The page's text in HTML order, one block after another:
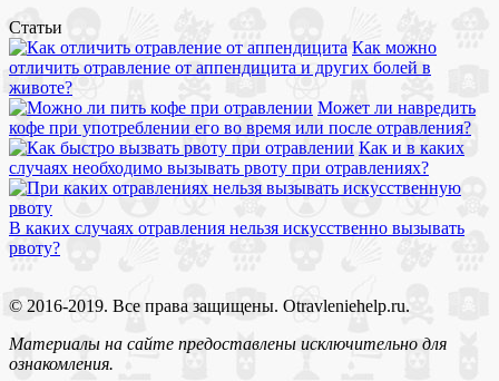
Статьи
Как можно
отличить отравление от аппендицита и других болей в
животе?
Может ли навредить
кофе при употреблении его во время или после отравления?
Как и в каких
случаях необходимо вызывать рвоту при отравлениях?
В каких случаях отравления нельзя искусственно вызывать
рвоту?
© 2016-2019. Все права защищены. Otravleniehelp.ru.
Материалы на сайте предоставлены исключительно для
ознакомления.